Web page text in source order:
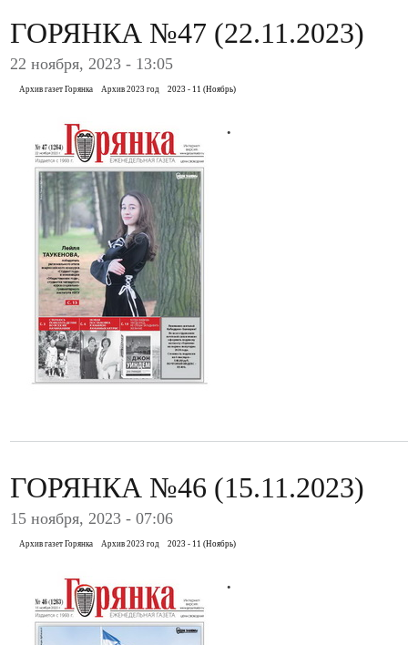
ГОРЯНКА №47 (22.11.2023)
22 ноября, 2023 - 13:05
Архив газет Горянка Архив 2023 год 2023 - 11 (Ноябрь)
.
ГОРЯНКА №46 (15.11.2023)
15 ноября, 2023 - 07:06
Архив газет Горянка Архив 2023 год 2023 - 11 (Ноябрь)
.